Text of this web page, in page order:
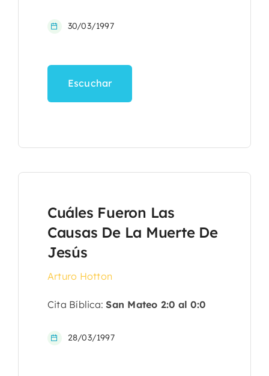
30/03/1997
Escuchar
Cuáles Fueron Las
Causas De La Muerte De
Jesús
Arturo Hotton
Cita Bíblica:San Mateo 2:0 al 0:0
28/03/1997